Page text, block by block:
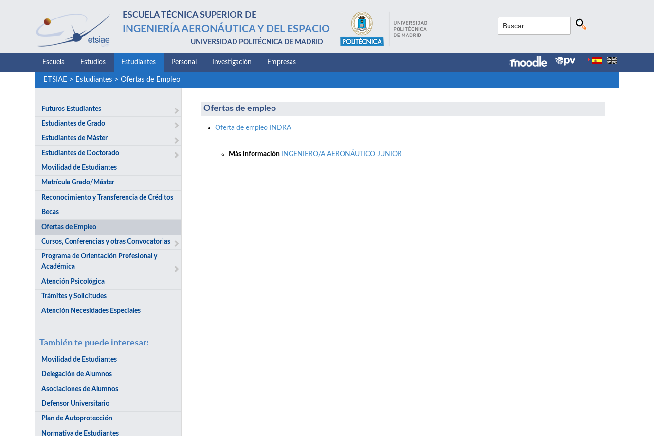
ESCUELA TÉCNICA SUPERIOR DE
INGENIERÍA AERONÁUTICA Y DEL ESPACIO
UNIVERSIDAD POLITÉCNICA DE MADRID
Escuela Estudios Estudiantes Personal Investigación Empresas
ETSIAE > Estudiantes > Ofertas de Empleo
Futuros Estudiantes
Estudiantes de Grado
Estudiantes de Máster
Estudiantes de Doctorado
Movilidad de Estudiantes
Matrícula Grado/Máster
Reconocimiento y Transferencia de Créditos
Becas
Ofertas de Empleo
Cursos, Conferencias y otras Convocatorias
Programa de Orientación Profesional y
Académica
Atención Psicológica
Trámites y Solicitudes
Atención Necesidades Especiales
También te puede interesar:
Movilidad de Estudiantes
Delegación de Alumnos
Asociaciones de Alumnos
Defensor Universitario
Plan de Autoprotección
Normativa de Estudiantes
Ofertas de empleo
Oferta de empleo INDRA
Más información INGENIERO/A AERONÁUTICO JUNIOR